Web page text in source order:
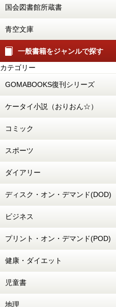
国会図書館所蔵書
青空文庫
一般書籍をジャンルで探す
カテゴリー
GOMABOOKS復刊シリーズ
ケータイ小説（おりおん☆）
コミック
スポーツ
ダイアリー
ディスク・オン・デマンド(DOD)
ビジネス
プリント・オン・デマンド(POD)
健康・ダイエット
児童書
地理